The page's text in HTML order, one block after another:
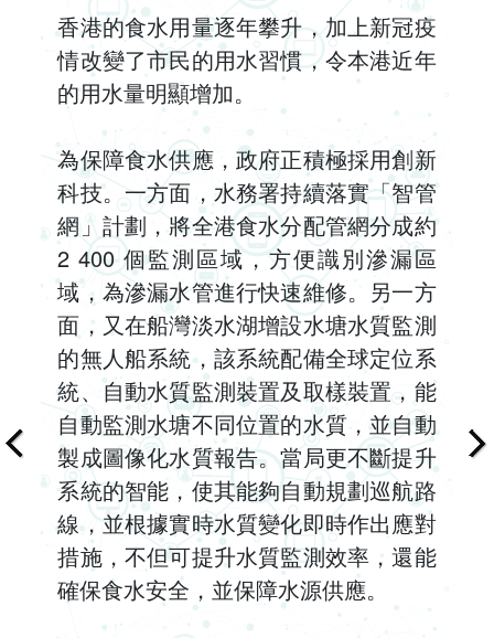
香港的食水用量逐年攀升，加上新冠疫
情改變了市民的用水習慣，令本港近年
的用水量明顯增加。
為保障食水供應，政府正積極採用創新
科技。一方面，水務署持續落實「智管
網」計劃，將全港食水分配管網分成約
2 400 個監測區域，方便識別滲漏區
域，為滲漏水管進行快速維修。另一方
面，又在船灣淡水湖增設水塘水質監測
的無人船系統，該系統配備全球定位系
統、自動水質監測裝置及取樣裝置，能
自動監測水塘不同位置的水質，並自動
製成圖像化水質報告。當局更不斷提升
系統的智能，使其能夠自動規劃巡航路
線，並根據實時水質變化即時作出應對
措施，不但可提升水質監測效率，還能
確保食水安全，並保障水源供應。